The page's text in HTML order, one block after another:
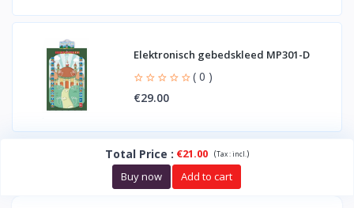
Elektronisch gebedskleed MP301-D
( 0 )
€29.00
Total Price : €21.00 (Tax :incl. )
Buy now Add to cart